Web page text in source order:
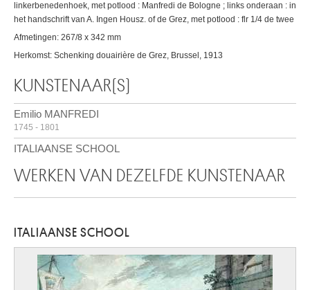
linkerbenedenhoek, met potlood : Manfredi de Bologne ; links onderaan : in
het handschrift van A. Ingen Housz. of de Grez, met potlood : flr 1/4 de twee
Afmetingen: 267/8 x 342 mm
Herkomst: Schenking douairière de Grez, Brussel, 1913
KUNSTENAAR(S)
Emilio MANFREDI
1745 - 1801
ITALIAANSE SCHOOL
WERKEN VAN DEZELFDE KUNSTENAAR
ITALIAANSE SCHOOL